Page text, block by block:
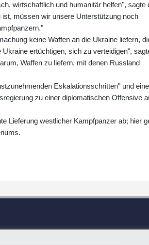
wirtschaftlich und humanitär helfen", sagte
müssen wir unsere Unterstützung noch
keine Waffen an die Ukraine liefern,
ertüchtigen, sich zu verteidigen",
Waffen zu liefern, mit denen Russland
Eskalationsschritten" und
zu einer diplomatischen Offensive
Lieferung westlicher Kampfpanzer ab; hier